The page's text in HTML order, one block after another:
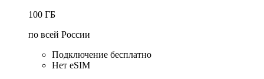
100 ГБ
по всей России
Подключение бесплатно
Нет eSIM